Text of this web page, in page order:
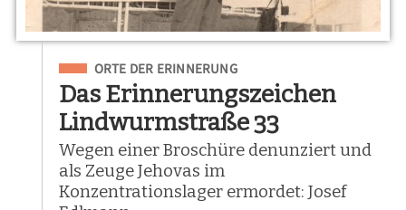
Eingeordnet unter
ORTE DER ERINNERUNG
Das Erinnerungszeichen
Lindwurmstraße 33
Wegen einer Broschüre denunziert und
als Zeuge Jehovas im
Konzentrationslager ermordet: Josef